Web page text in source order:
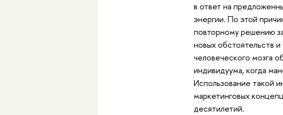
в ответ на
энергии. По этой
повторному решению
новых обстоятельств
человеческого мозга
индивидуума, когда
Использование такой
маркетинговых
десятилетий.